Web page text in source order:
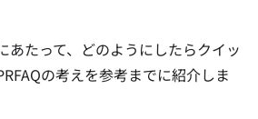
あたって、どのようにしたらクイッ
の考えを参考までに紹介しま